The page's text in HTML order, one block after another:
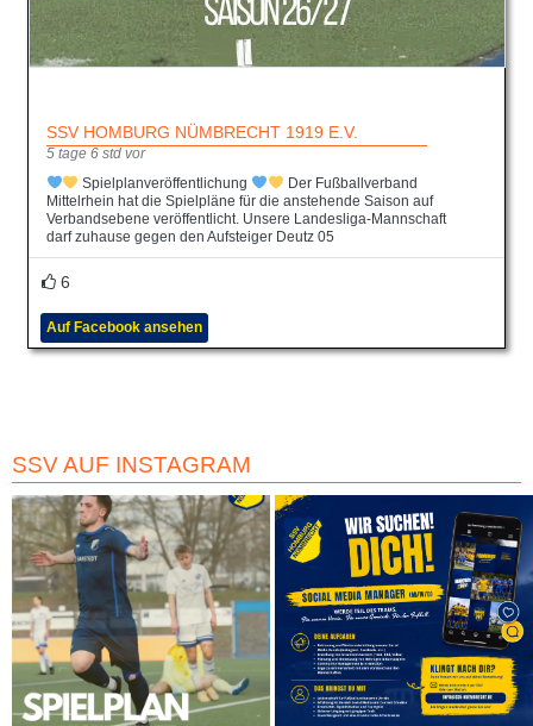
SSV HOMBURG NÜMBRECHT 1919 E.V.
5 tage 6 std vor
Spielplanveröffentlichung
Der Fußballverband
Mittelrhein hat die Spielpläne für die anstehende Saison auf
Verbandsebene veröffentlicht. Unsere Landesliga-Mannschaft
darf zuhause gegen den Aufsteiger Deutz 05
6
Auf Facebook ansehen
SSV AUF INSTAGRAM